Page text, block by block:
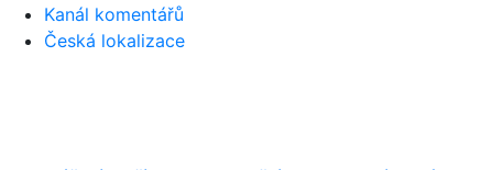
Kanál komentářů
Česká lokalizace